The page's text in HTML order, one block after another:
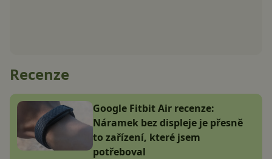
Recenze
Google Fitbit Air recenze:
Náramek bez displeje je přesně
to zařízení, které jsem
potřeboval